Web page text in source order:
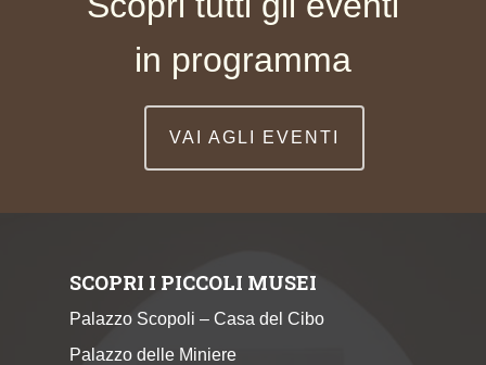
in programma
VAI AGLI EVENTI
SCOPRI I PICCOLI MUSEI
Palazzo Scopoli – Casa del Cibo
Palazzo delle Miniere